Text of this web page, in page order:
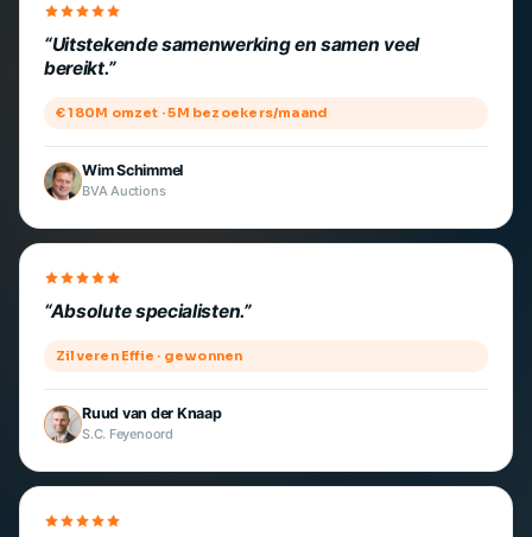
Uitstekende samenwerking en samen veel
bereikt.
€ 180M omzet · 5M bezoekers/maand
Wim Schimmel
BVA Auctions
Absolute specialisten.
Zilveren Effie · gewonnen
Ruud van der Knaap
S.C. Feyenoord